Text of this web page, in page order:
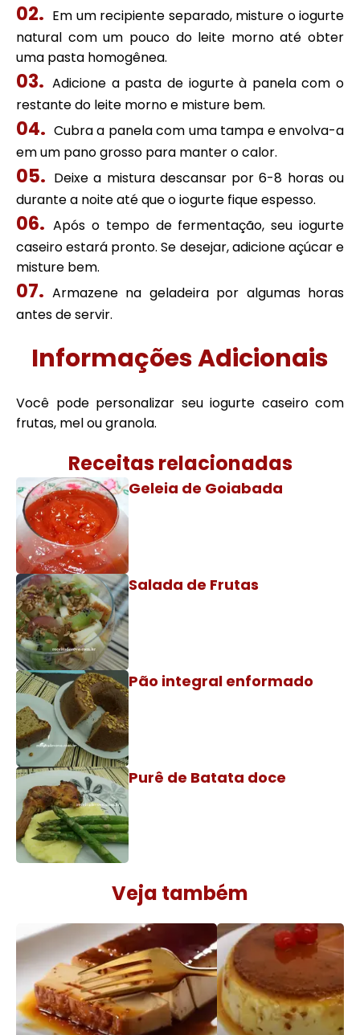
Em um recipiente separado, misture o iogurte
natural com um pouco do leite morno até obter
uma pasta homogênea.
Adicione a pasta de iogurte à panela com o
restante do leite morno e misture bem.
Cubra a panela com uma tampa e envolva-a
em um pano grosso para manter o calor.
Deixe a mistura descansar por 6-8 horas ou
durante a noite até que o iogurte fique espesso.
Após o tempo de fermentação, seu iogurte
caseiro estará pronto. Se desejar, adicione açúcar e
misture bem.
Armazene na geladeira por algumas horas
antes de servir.
Informações Adicionais
Você pode personalizar seu iogurte caseiro com
frutas, mel ou granola.
Receitas relacionadas
Geleia de Goiabada
Salada de Frutas
Pão integral enformado
Purê de Batata doce
Veja também